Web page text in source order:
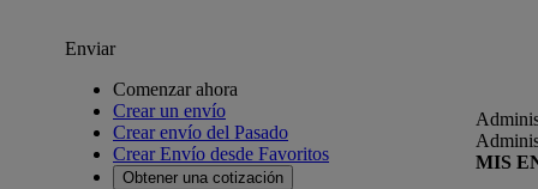
Enviar
Comenzar ahora
Crear un envío
Crear envío del Pasado
Crear Envío desde Favoritos
Obtener una cotización
MIS